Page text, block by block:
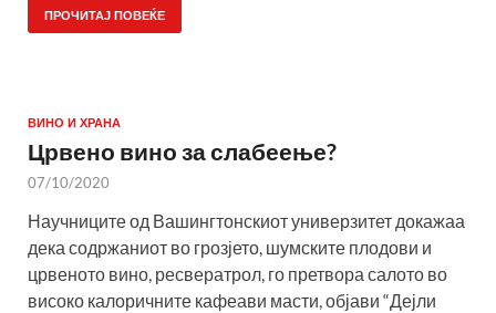
ПРОЧИТАЈ ПОВЕЌЕ
ВИНО И ХРАНА
Црвено вино за слабеење?
07/10/2020
Научниците од Вашингтонскиот универзитет докажаа
дека содржаниот во грозјето, шумските плодови и
црвеното вино, ресвератрол, го претвора салото во
високо калоричните кафеави масти, објави “Дејли